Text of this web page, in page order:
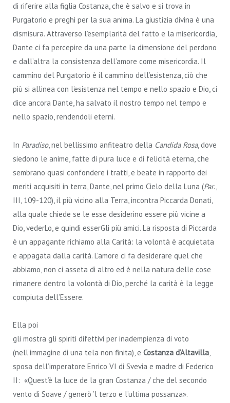
di riferire alla figlia Costanza, che è salvo e si trova in
Purgatorio e preghi per la sua anima. La giustizia divina è una
dismisura. Attraverso l’esemplarità del fatto e la misericordia,
Dante ci fa percepire da una parte la dimensione del perdono
e dall’altra la consistenza dell’amore come misericordia. Il
cammino del Purgatorio è il cammino dell’esistenza, ciò che
più si allinea con l’esistenza nel tempo e nello spazio e Dio, ci
dice ancora Dante, ha salvato il nostro tempo nel tempo e
nello spazio, rendendoli eterni.
In Paradiso, nel bellissimo anfiteatro della Candida Rosa, dove
siedono le anime, fatte di pura luce e di felicità eterna, che
sembrano quasi confondere i tratti, e beate in rapporto dei
meriti acquisiti in terra, Dante, nel primo Cielo della Luna (Par.,
III, 109-120), il più vicino alla Terra, incontra Piccarda Donati,
alla quale chiede se le esse desiderino essere più vicine a
Dio, vederLo, e quindi esserGli più amici. La risposta di Piccarda
è un appagante richiamo alla Carità: la volontà è acquietata
e appagata dalla carità. L’amore ci fa desiderare quel che
abbiamo, non ci asseta di altro ed è nella natura delle cose
rimanere dentro la volontà di Dio, perché la carità è la legge
compiuta dell’Essere.
Ella poi
gli mostra gli spiriti difettivi per inadempienza di voto
(nell’immagine di una tela non finita), e Costanza d’Altavilla,
sposa dell’imperatore Enrico VI di Svevia e madre di Federico
II: «Quest’è la luce de la gran Costanza / che del secondo
vento di Soave / generò ’l terzo e l’ultima possanza».